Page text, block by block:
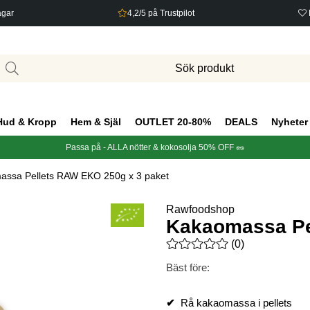
4,2/5 på Trustpilot
& Kropp Hem & Själ OUTLET 20-80% DEALS Nyheter
Passa på - ALLA nötter & kokosolja 50% OFF 🥜
Pellets RAW EKO 250g x 3 paket
Rawfoodshop
Kakaomassa
Medelbetyg 0 av 5 Antal
(0)
Bäst före:
✔
Rå kakaomassa i pellets